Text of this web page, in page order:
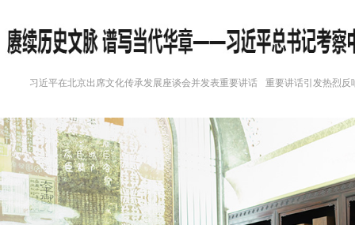
习近平在北京出席文化传承发展座谈会并发表重要讲话 重要讲话引发热烈反